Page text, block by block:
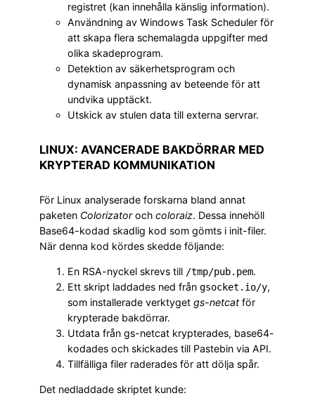
registret (kan innehålla känslig information).
Användning av Windows Task Scheduler för
att skapa flera schemalagda uppgifter med
olika skadeprogram.
Detektion av säkerhetsprogram och
dynamisk anpassning av beteende för att
undvika upptäckt.
Utskick av stulen data till externa servrar.
LINUX: AVANCERADE BAKDÖRRAR MED
KRYPTERAD KOMMUNIKATION
För Linux analyserade forskarna bland annat
paketen Colorizatoroch coloraiz. Dessa innehöll
Base64-kodad skadlig kod som gömts i init-filer.
När denna kod kördes skedde följande:
En RSA-nyckel skrevs till /tmp/pub.pem.
Ett skript laddades ned från gsocket.io/y,
som installerade verktyget gs-netcat för
krypterade bakdörrar.
Utdata från gs-netcat krypterades, base64-
kodades och skickades till Pastebin via API.
Tillfälliga filer raderades för att dölja spår.
Det nedladdade skriptet kunde: